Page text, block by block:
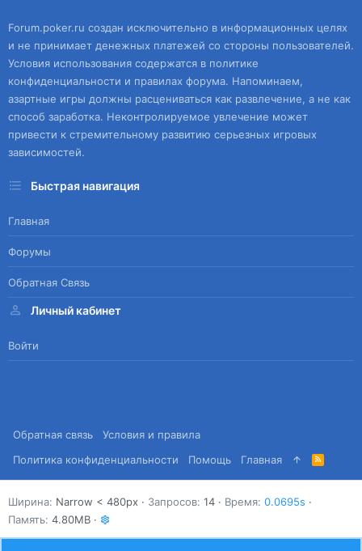
Forum.poker.ru создан исключительно в информационных целях
и не принимает денежных платежей со стороны пользователей.
Условия использования содержатся в политике
конфиденциальности и правилах форума. Напоминаем,
азартные игры должны расцениваться как развлечение, а не как
способ заработка. Неконтролируемое увлечение может
привести к стремительному развитию серьезных игровых
зависимостей.
Быстрая навигация
Главная
Форумы
Обратная Связь
Личный кабинет
Войти
Обратная связь
Условия и правила
Политика конфиденциальности
Помощь Главная
R
S
S
Ширина Запросов 14 Время 0.0695s
Память 4.80MB